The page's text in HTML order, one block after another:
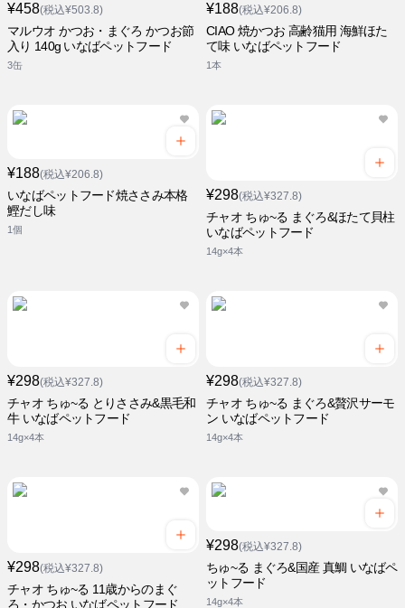
¥458(税込¥503.8)
マルウオ かつお・まぐろ かつお節
入り 140g いなばペットフード
3缶
¥188(税込¥206.8)
CIAO 焼かつお 高齢猫用 海鮮ほた
て味 いなばペットフード
1本
¥188(税込¥206.8)
いなばペットフード焼ささみ本格
鰹だし味
1個
¥298(税込¥327.8)
チャオ ちゅ~る まぐろ&ほたて貝柱
いなばペットフード
14g×4本
¥298(税込¥327.8)
チャオ ちゅ~る とりささみ&黒毛和
牛 いなばペットフード
14g×4本
¥298(税込¥327.8)
チャオ ちゅ~る まぐろ&贅沢サーモ
ン いなばペットフード
14g×4本
¥298(税込¥327.8)
チャオ ちゅ~る 11歳からのまぐ
ろ・かつお いなばペットフード
¥298(税込¥327.8)
ちゅ~る まぐろ&国産 真鯛 いなばペ
ットフード
14g×4本